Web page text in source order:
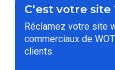
C'est votre site
Réclamez votre site
commerciaux de
clients.